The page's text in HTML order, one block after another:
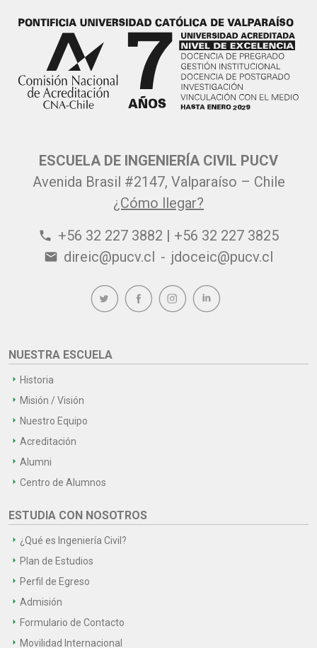
ESCUELA DE INGENIERÍA CIVIL PUCV
Avenida Brasil #2147, Valparaíso – Chile
¿Cómo llegar?
phone +56 32 227 3882 | +56 32 227 3825
email direic@pucv.cl - jdoceic@pucv.cl
NUESTRA ESCUELA
Historia
Misión / Visión
Nuestro Equipo
Acreditación
Alumni
Centro de Alumnos
ESTUDIA CON NOSOTROS
¿Qué es Ingeniería Civil?
Plan de Estudios
Perfil de Egreso
Admisión
Formulario de Contacto
Movilidad Internacional